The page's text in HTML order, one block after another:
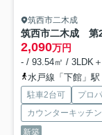
筑西市二木成
筑西市二木成
2,090万円
- / 93.54㎡ / 3LDK
水戸線「下館」
駐車2台可 プロ
カウンターキッチン
新築